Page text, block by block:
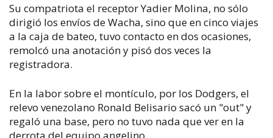
Su compatriota el receptor Yadier Molina, no sólo
dirigió los envíos de Wacha, sino que en cinco viajes
a la caja de bateo, tuvo contacto en dos ocasiones,
remolcó una anotación y pisó dos veces la
registradora.
En la labor sobre el montículo, por los Dodgers, el
relevo venezolano Ronald Belisario sacó un "out" y
regaló una base, pero no tuvo nada que ver en la